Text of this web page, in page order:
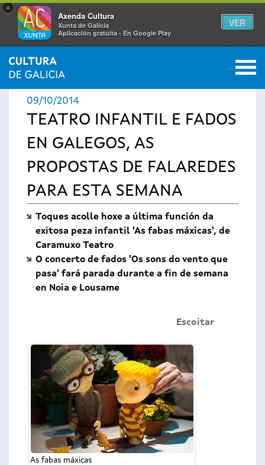
×
Axenda Cultura
Xunta de Galicia
Aplicación gratuíta - En Google Play
VER
Vostede
está
aquí
INICIO › ACTUALIDADE 0
09/10/2014
TEATRO INFANTIL E FADOS
EN GALEGOS, AS
PROPOSTAS DE FALAREDES
PARA ESTA SEMANA
Toques acolle hoxe a última función da
exitosa peza infantil 'As fabas máxicas', de
Caramuxo Teatro
O concerto de fados 'Os sons do vento que
pasa' fará parada durante a fin de semana
en Noia e Lousame
Escoitar
As fabas máxicas